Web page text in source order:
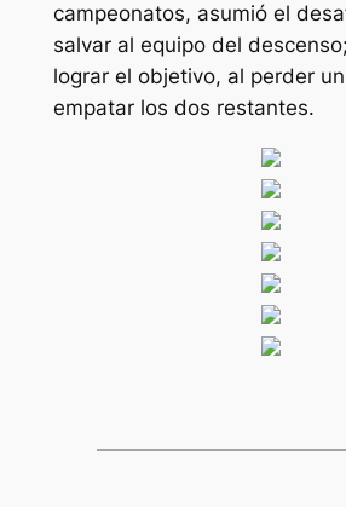
campeonatos, asumió el
salvar al equipo del
lograr el objetivo, al perder
empatar los dos restantes.